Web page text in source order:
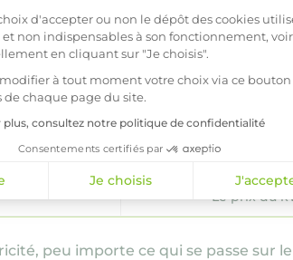
d'accepter ou non le dépôt des cookies
et non indispensables à son fonctionnement,
en cliquant sur "Je choisis".
à tout moment votre choix via ce bouton
de chaque page du site.
plus, consultez notre politique de confidentialité
Consentements certifiés par
Je choisis
Fixé
Suit le
Suit
Le prix du
peu importe ce qui se passe sur